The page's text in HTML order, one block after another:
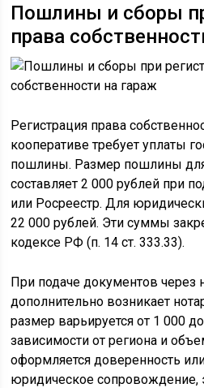
Пошлины и сборы
права
Регистрация права
кооперативе требует уплаты
пошлины. Размер пошлины
составляет 2 000 рублей при
или Росреестр. Для
22 000 рублей. Эти суммы
кодексе РФ (п. 14 ст. 333.33).
При подаче документов через
дополнительно возникает
размер варьируется от 1 000
зависимости от региона и
оформляется доверенность
юридическое сопровождение,